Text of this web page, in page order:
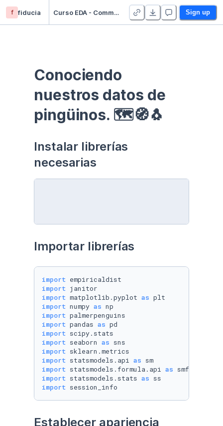
f fiducia Curso EDA - Communication - Duplicate Sign up
Conociendo
nuestros datos de
pingüinos. 🗺🧭🐧
Instalar librerías
necesarias
Importar librerías
import
import
import matplotlib.pyplot as
import numpy as
import
import pandas as
import
import seaborn as
import
import statsmodels.api as
import statsmodels.formula.api as
import statsmodels.stats as
import session_info
Establecer apariencia